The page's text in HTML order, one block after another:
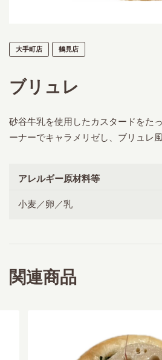
大手町店 鶴見店
ブリュレ
砂谷牛乳を使用したカスタードをた
ーナーでキャラメリゼし、ブリュレ
アレルギー原材料等
小麦／卵／乳
関連商品